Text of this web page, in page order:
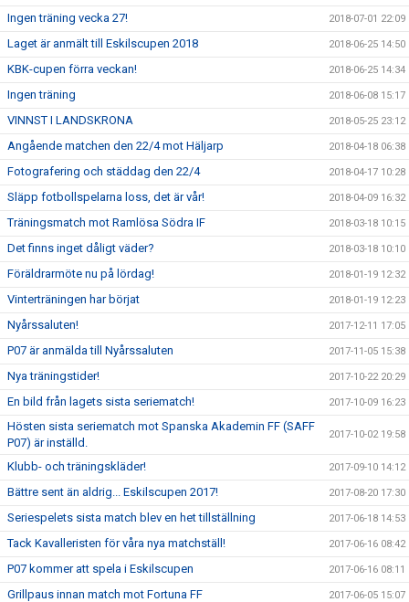
Ingen träning vecka 27! 2018-07-01 22:09
Laget är anmält till Eskilscupen 2018 2018-06-25 14:50
KBK-cupen förra veckan! 2018-06-25 14:34
Ingen träning 2018-06-08 15:17
VINNST I LANDSKRONA 2018-05-25 23:12
Angående matchen den 22/4 mot Häljarp 2018-04-18 06:38
Fotografering och städdag den 22/4 2018-04-17 10:28
Släpp fotbollspelarna loss, det är vår! 2018-04-09 16:32
Träningsmatch mot Ramlösa Södra IF 2018-03-18 10:15
Det finns inget dåligt väder? 2018-03-18 10:10
Föräldrarmöte nu på lördag! 2018-01-19 12:32
Vinterträningen har börjat 2018-01-19 12:23
Nyårssaluten! 2017-12-11 17:05
P07 är anmälda till Nyårssaluten 2017-11-05 15:38
Nya träningstider! 2017-10-22 20:29
En bild från lagets sista seriematch! 2017-10-09 16:23
Hösten sista seriematch mot Spanska Akademin FF (SAFF
P07) är inställd.
2017-10-02 19:58
Klubb- och träningskläder! 2017-09-10 14:12
Bättre sent än aldrig... Eskilscupen 2017! 2017-08-20 17:30
Seriespelets sista match blev en het tillställning 2017-06-18 14:53
Tack Kavalleristen för våra nya matchställ! 2017-06-16 08:42
P07 kommer att spela i Eskilscupen 2017-06-16 08:11
Grillpaus innan match mot Fortuna FF 2017-06-05 15:07